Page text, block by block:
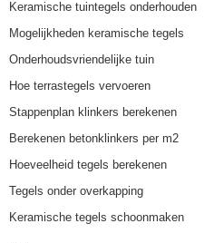
Keramische tuintegels onderhouden
Mogelijkheden keramische tegels
Onderhoudsvriendelijke tuin
Hoe terrastegels vervoeren
Stappenplan klinkers berekenen
Berekenen betonklinkers per m2
Hoeveelheid tegels berekenen
Tegels onder overkapping
Keramische tegels schoonmaken